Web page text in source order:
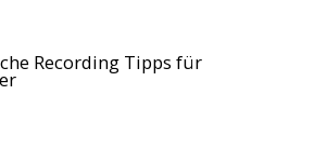
Recording Tipps für